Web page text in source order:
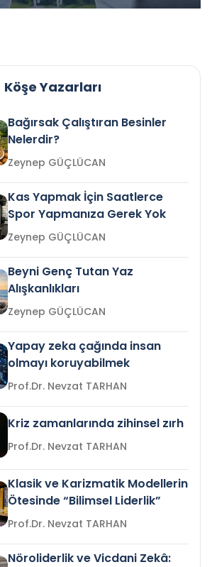
Köşe Yazarları
Bağırsak Çalıştıran Besinler
Nelerdir?
Zeynep GÜÇLÜCAN
Kas Yapmak İçin Saatlerce
Spor Yapmanıza Gerek Yok
Zeynep GÜÇLÜCAN
Beyni Genç Tutan Yaz
Alışkanlıkları
Zeynep GÜÇLÜCAN
Yapay zeka çağında insan
olmayı koruyabilmek
Prof.Dr. Nevzat TARHAN
Kriz zamanlarında zihinsel zırh
Prof.Dr. Nevzat TARHAN
Klasik ve Karizmatik Modellerin
Ötesinde “Bilimsel Liderlik”
Prof.Dr. Nevzat TARHAN
Nöroliderlik ve Vicdani Zekâ: